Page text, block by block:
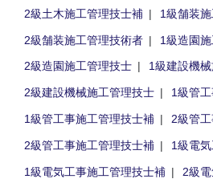
2級土木施工管理技士補
1級舗装
2級舗装施工管理技術者
1級造園
2級造園施工管理技士
1級建設機
2級建設機械施工管理技士
1級管
1級管工事施工管理技士補
2級管
2級管工事施工管理技士補
1級電
1級電気工事施工管理技士補
2級